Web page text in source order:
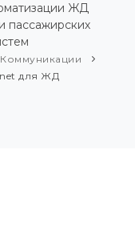
ЖД
пассажирских
Коммуникации
для ЖД